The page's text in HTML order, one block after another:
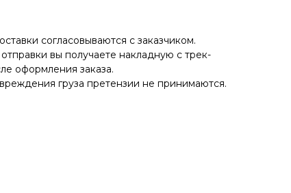
согласовываются с заказчиком.
вы получаете накладную с трек-
оформления заказа.
груза претензии не принимаются.